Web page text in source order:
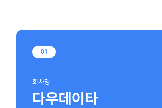
01
회사명
다우데이타